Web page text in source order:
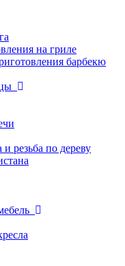
на гриле
барбекю
резьба по дереву